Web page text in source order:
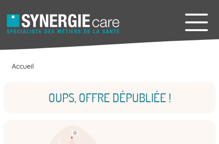
Accueil
OUPS, OFFRE DÉPUBLIÉE !